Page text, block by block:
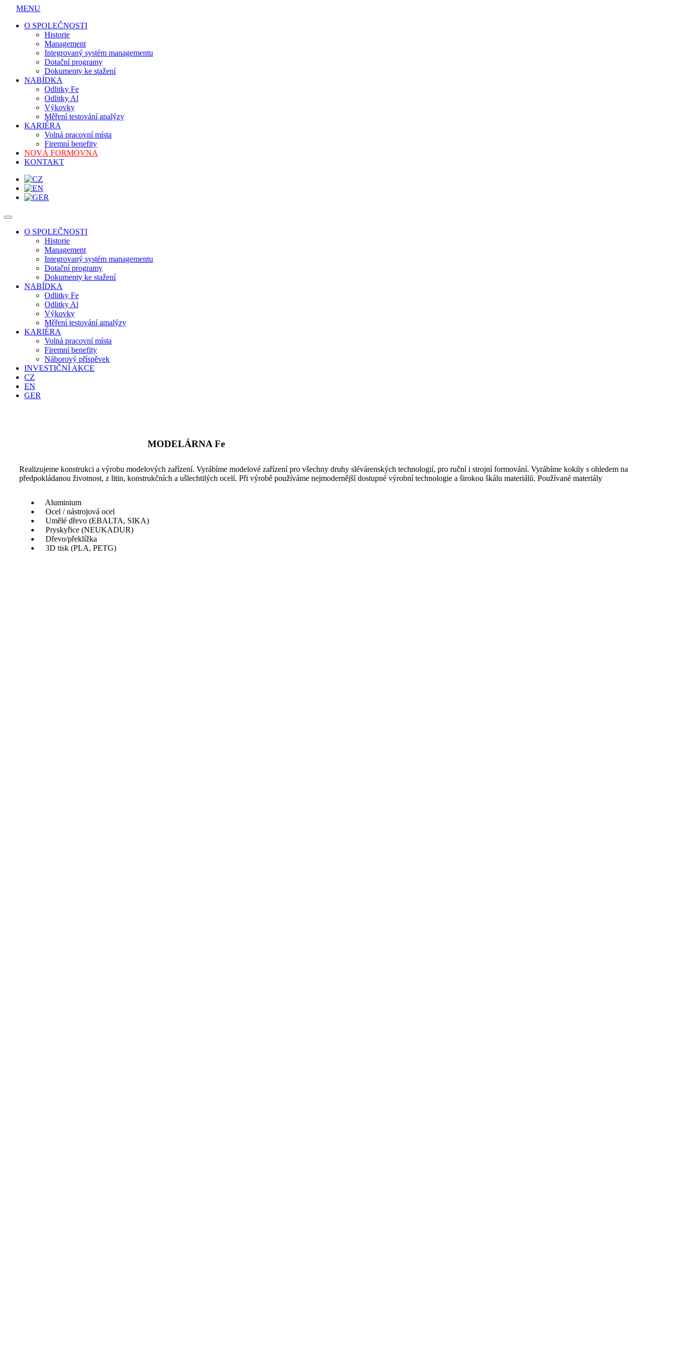
MENU
O SPOLEČNOSTI
Historie
Management
Integrovaný systém managementu
Dotační programy
Dokumenty ke stažení
NABÍDKA
Odlitky Fe
Odlitky Al
Výkovky
Měření testování analýzy
KARIÉRA
Volná pracovní místa
Firemní benefity
NOVÁ FORMOVNA
KONTAKT
O SPOLEČNOSTI
Historie
Management
Integrovaný systém managementu
Dotační programy
Dokumenty ke stažení
NABÍDKA
Odlitky Fe
Odlitky Al
Výkovky
Měření testování amalýzy
KARIÉRA
Volná pracovní místa
Firemní benefity
Náborový příspěvek
INVESTIČNÍ AKCE
CZ
EN
GER
MODELÁRNA Fe
Realizujeme konstrukci a výrobu modelových zařízení. Vyrábíme modelové zařízení pro všechny druhy slévárenských technologií, pro ruční i strojní formování. Vyrábíme kokily s ohledem na
předpokládanou životnost, z litin, konstrukčních a ušlechtilých ocelí. Při výrobě používáme nejmodernější dostupné výrobní technologie a širokou škálu materiálů. Používané materiály
Aluminium
Ocel / nástrojová ocel
Umělé dřevo (EBALTA, SIKA)
Pryskyřice (NEUKADUR)
Dřevo/překlížka
3D tisk (PLA, PETG)